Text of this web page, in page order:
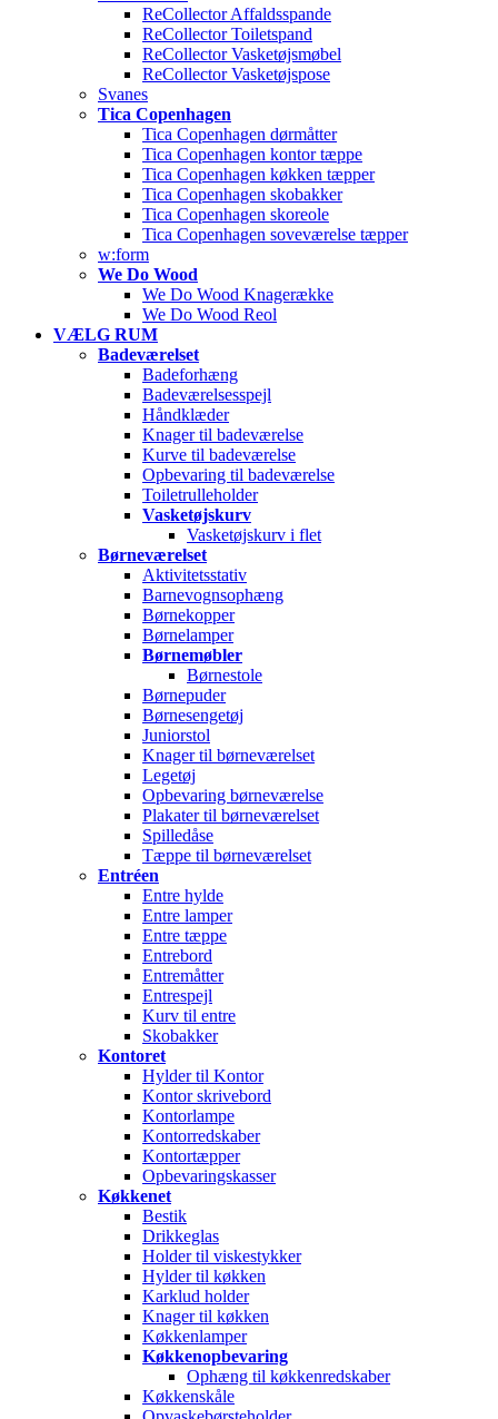
ReCollector Affaldsspande
ReCollector Toiletspand
ReCollector Vasketøjsmøbel
ReCollector Vasketøjspose
Svanes
Tica Copenhagen
Tica Copenhagen dørmåtter
Tica Copenhagen kontor tæppe
Tica Copenhagen køkken tæpper
Tica Copenhagen skobakker
Tica Copenhagen skoreole
Tica Copenhagen soveværelse tæpper
w:form
We Do Wood
We Do Wood Knagerække
We Do Wood Reol
VÆLG RUM
Badeværelset
Badeforhæng
Badeværelsesspejl
Håndklæder
Knager til badeværelse
Kurve til badeværelse
Opbevaring til badeværelse
Toiletrulleholder
Vasketøjskurv
Vasketøjskurv i flet
Børneværelset
Aktivitetsstativ
Barnevognsophæng
Børnekopper
Børnelamper
Børnemøbler
Børnestole
Børnepuder
Børnesengetøj
Juniorstol
Knager til børneværelset
Legetøj
Opbevaring børneværelse
Plakater til børneværelset
Spilledåse
Tæppe til børneværelset
Entréen
Entre hylde
Entre lamper
Entre tæppe
Entrebord
Entremåtter
Entrespejl
Kurv til entre
Skobakker
Kontoret
Hylder til Kontor
Kontor skrivebord
Kontorlampe
Kontorredskaber
Kontortæpper
Opbevaringskasser
Køkkenet
Bestik
Drikkeglas
Holder til viskestykker
Hylder til køkken
Karklud holder
Knager til køkken
Køkkenlamper
Køkkenopbevaring
Ophæng til køkkenredskaber
Køkkenskåle